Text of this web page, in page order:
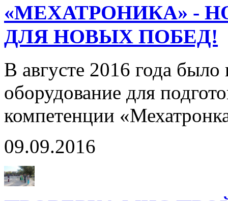
«МЕХАТРОНИКА» -
ДЛЯ НОВЫХ ПОБЕД!
В августе 2016 года
оборудование для
компетенции
09.09.2016